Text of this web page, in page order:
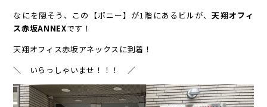
なにを隠そう、この【ポニー】が1階にあるビルが、天翔オフィ
ス赤坂ANNEXです！
天翔オフィス赤坂アネックスに到着！
＼ いらっしゃいませ！！！ ／